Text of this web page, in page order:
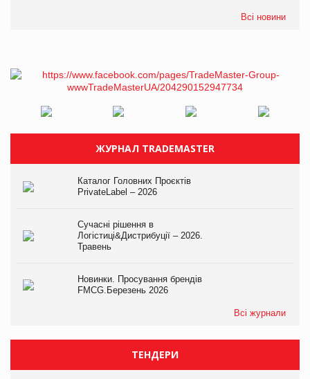
Всі новини
ЖУРНАЛ TRADEMASTER
Каталог Головних Проєктів
PrivateLabel – 2026
Сучасні рішення в
Логістиці&Дистрибуції – 2026.
Травень
Новинки. Просування брендів
FMCG.Березень 2026
Всі журнали
ТЕНДЕРИ